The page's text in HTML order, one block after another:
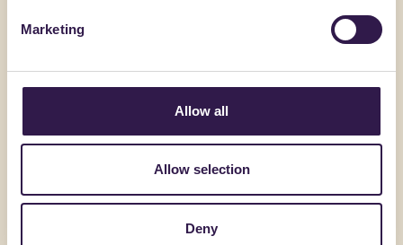
Marketing
Allow all
Allow selection
Deny
AQUILAPREM SRL
RcK45S4D15al_CAM